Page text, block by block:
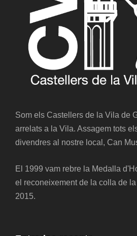
Som els Castellers de la Vila de
arrelats a la Vila. Assagem tots
divendres al nostre local, Can
El 1999 vam rebre la Medalla
el reconeixement de la colla de
2015.